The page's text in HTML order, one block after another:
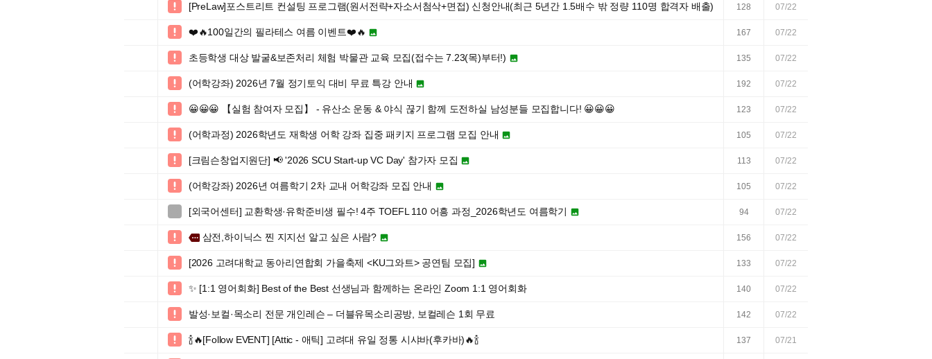
 [PreLaw]포스트리트 컨설팅 프로그램(원서전략+자소서첨삭+면접) 신청안내(최근 5년간 1.5배수 밖 정량 110명 합격자 배출) 128 07/22
 ❤️🔥100일간의 필라테스 여름 이벤트❤️🔥  167 07/22
 초등학생 대상 발굴&보존처리 체험 박물관 교육 모집(접수는 7.23(목)부터!)  135 07/22
 (어학강좌) 2026년 7월 정기토익 대비 무료 특강 안내  192 07/22
 😀😀😀 【실험 참여자 모집】 - 유산소 운동 & 야식 끊기 함께 도전하실 남성분들 모집합니다! 😀😀😀 123 07/22
 (어학과정) 2026학년도 재학생 어학 강좌 집중 패키지 프로그램 모집 안내  105 07/22
 [크림슨창업지원단] 📢 '2026 SCU Start-up VC Day' 참가자 모집  113 07/22
 (어학강좌) 2026년 여름학기 2차 교내 어학강좌 모집 안내  105 07/22
[외국어센터] 교환학생·유학준비생 필수! 4주 TOEFL 110 어흥 과정_2026학년도 여름학기  94 07/22
 more 삼전,하이닉스 찐 지지선 알고 싶은 사람?  156 07/22
 [2026 고려대학교 동아리연합회 가을축제 <KU그와트> 공연팀 모집]  133 07/22
 ✨ [1:1 영어회화] Best of the Best 선생님과 함께하는 온라인 Zoom 1:1 영어회화 140 07/22
 발성·보컬·목소리 전문 개인레슨 – 더블유목소리공방, 보컬레슨 1회 무료 142 07/22
 🍾🔥[Follow EVENT] [Attic - 애틱] 고려대 유일 정통 시샤바(후카바)🔥🍾 137 07/21